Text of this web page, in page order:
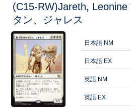
(C15-RW)Jareth, Leonine
タン、ジャレス
日本語 NM
日本語 EX
英語 NM
英語 EX